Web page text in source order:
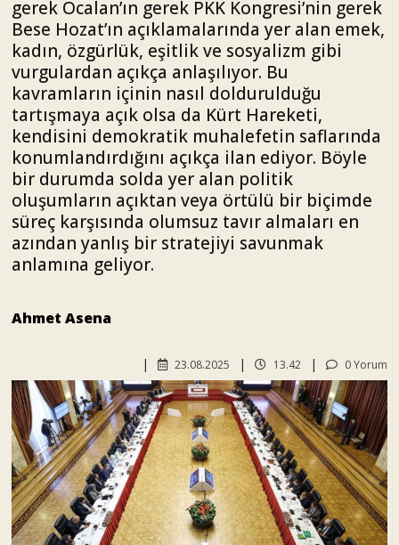
gerek Öcalan’ın gerek PKK Kongresi’nin gerek
Bese Hozat’ın açıklamalarında yer alan emek,
kadın, özgürlük, eşitlik ve sosyalizm gibi
vurgulardan açıkça anlaşılıyor. Bu
kavramların içinin nasıl doldurulduğu
tartışmaya açık olsa da Kürt Hareketi,
kendisini demokratik muhalefetin saflarında
konumlandırdığını açıkça ilan ediyor. Böyle
bir durumda solda yer alan politik
oluşumların açıktan veya örtülü bir biçimde
süreç karşısında olumsuz tavır almaları en
azından yanlış bir stratejiyi savunmak
anlamına geliyor.
Ahmet Asena
0 Yorum
13.42
23.08.2025